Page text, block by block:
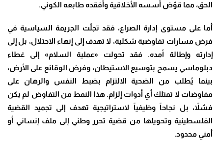
الحق، مما قوّض أسسه الأخلاقية وأفقده طابعه الكوني.
أما على مستوى إدارة الصراع، فقد تجلّت الجريمة السياسية في
فرض مسارات تفاوضية شكلية، لا تهدف إلى إنهاء الاحتلال، بل إلى
إدارته وإطالة أمده. فقد تحولت «عملية السلام» إلى غطاء
دبلوماسي يسمح بتوسيع الاستيطان، وفرض الوقائع على الأرض،
بينما يُطلب من الضحية الالتزام بضبط النفس والرهان على
مفاوضات لا تمتلك أي أدوات إلزام. هذا النمط من التفاوض لم يكن
فشلاً، بل نجاحاً وظيفياً لاستراتيجية تهدف إلى تجميد القضية
الفلسطينية وتحويلها من قضية تحرر وطني إلى ملف إنساني أو
أمني محدود.